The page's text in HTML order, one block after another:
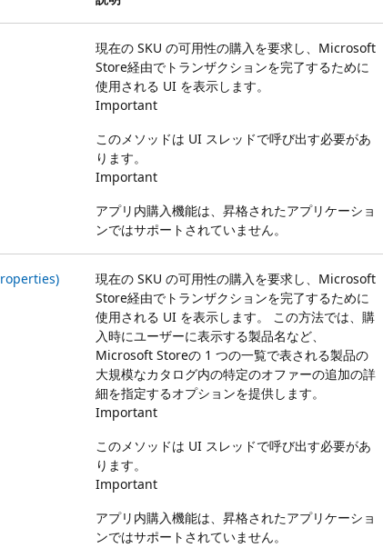
現在の SKU の可用性の購入を要求し、Microsoft
Store経由でトランザクションを完了するために
使用される UI を表示します。
Important
このメソッドは UI スレッドで呼び出す必要があ
ります。
Important
アプリ内購入機能は、昇格されたアプリケーショ
ンではサポートされていません。
現在の SKU の可用性の購入を要求し、Microsoft
Store経由でトランザクションを完了するために
使用される UI を表示します。 この方法では、購
入時にユーザーに表示する製品名など、
Microsoft Storeの 1 つの一覧で表される製品の
大規模なカタログ内の特定のオファーの追加の詳
細を指定するオプションを提供します。
Important
このメソッドは UI スレッドで呼び出す必要があ
ります。
Important
アプリ内購入機能は、昇格されたアプリケーショ
ンではサポートされていません。